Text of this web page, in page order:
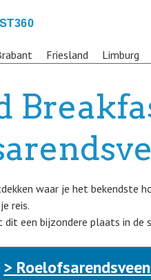
Friesland Limburg
waar je het bekendste
reis.
een bijzondere plaats in de
>